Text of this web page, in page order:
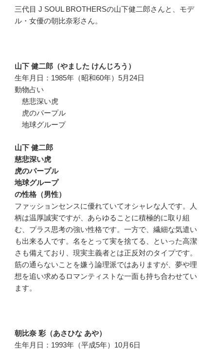
三代目 J SOUL BROTHERSの山下健二郎さんと、モデ
ル・女優の朝比奈彩さん。
山下 健二郎（やました けんじろう）
生年月日：1985年（昭和60年）5月24日
動物占い
慈悲深い虎
虎のパープル
地球グループ
山下 健二郎
慈悲深い虎
虎のパープル
地球グループ
の性格（男性）
ファッションセンスに優れていてオシャレな人です。人
柄は温厚誠実ですが、あらゆることに積極的に取り組
む、プラス思考の強い性格です。一方で、繊細な気遣い
も出来る人です。名をとって実を捨てる、といった高潔
さも備えており、現実主義者とは正反対のタイプです。
筋の通らないことを嫌う論理派ではありますが、夢や理
想を追い求めるロマンティストな一面も持ち合わせてい
ます。
朝比奈 彩（あさひな あや）
生年月日：1993年（平成5年）10月6日